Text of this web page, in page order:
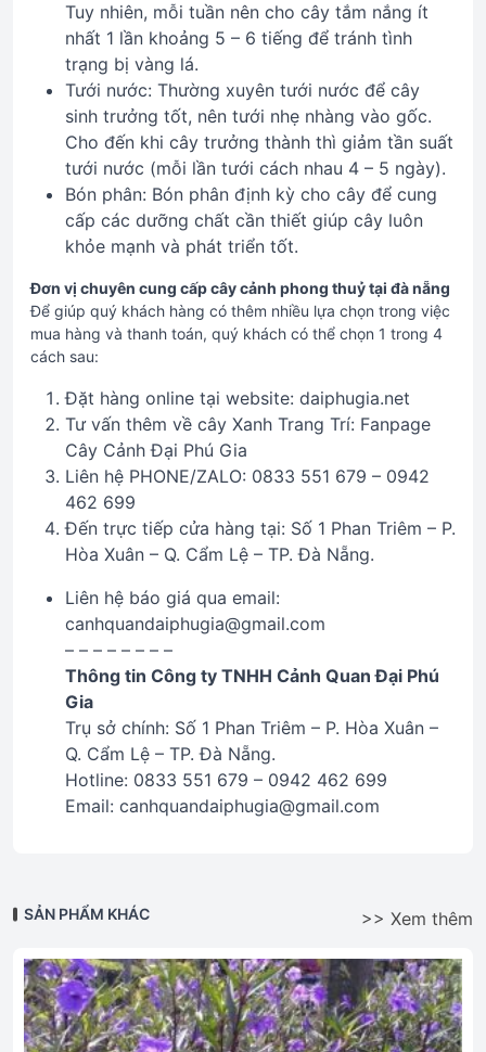
Tuy nhiên, mỗi tuần nên cho cây tắm nắng ít
nhất 1 lần khoảng 5 – 6 tiếng để tránh tình
trạng bị vàng lá.
Tưới nước: Thường xuyên tưới nước để cây
sinh trưởng tốt, nên tưới nhẹ nhàng vào gốc.
Cho đến khi cây trưởng thành thì giảm tần suất
tưới nước (mỗi lần tưới cách nhau 4 – 5 ngày).
Bón phân: Bón phân định kỳ cho cây để cung
cấp các dưỡng chất cần thiết giúp cây luôn
khỏe mạnh và phát triển tốt.
Đơn vị chuyên cung cấp cây cảnh phong thuỷ tại đà nẵng
Để giúp quý khách hàng có thêm nhiều lựa chọn trong việc
mua hàng và thanh toán, quý khách có thể chọn 1 trong 4
cách sau:
Đặt hàng online tại website: daiphugia.net
Tư vấn thêm về cây Xanh Trang Trí: Fanpage
Cây Cảnh Đại Phú Gia
Liên hệ PHONE/ZALO: 0833 551 679 – 0942
462 699
Đến trực tiếp cửa hàng tại: Số 1 Phan Triêm – P.
Hòa Xuân – Q. Cẩm Lệ – TP. Đà Nẵng.
Liên hệ báo giá qua email:
canhquandaiphugia@gmail.com
– – – – – – – –
Thông tin Công ty TNHH Cảnh Quan Đại Phú
Gia
Trụ sở chính: Số 1 Phan Triêm – P. Hòa Xuân –
Q. Cẩm Lệ – TP. Đà Nẵng.
Hotline: 0833 551 679 – 0942 462 699
Email: canhquandaiphugia@gmail.com
SẢN PHẨM KHÁC >> Xem thêm